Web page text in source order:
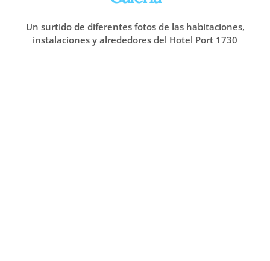
Un surtido de diferentes fotos de las habitaciones,
instalaciones y alrededores del Hotel Port 1730